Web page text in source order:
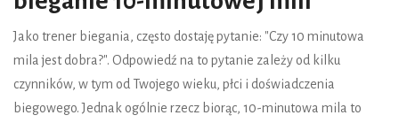
Jako trener biegania, często dostaję pytanie: "Czy 10 minutowa
mila jest dobra?". Odpowiedź na to pytanie zależy od kilku
czynników, w tym od Twojego wieku, płci i doświadczenia
biegowego. Jednak ogólnie rzecz biorąc, 10-minutowa mila to